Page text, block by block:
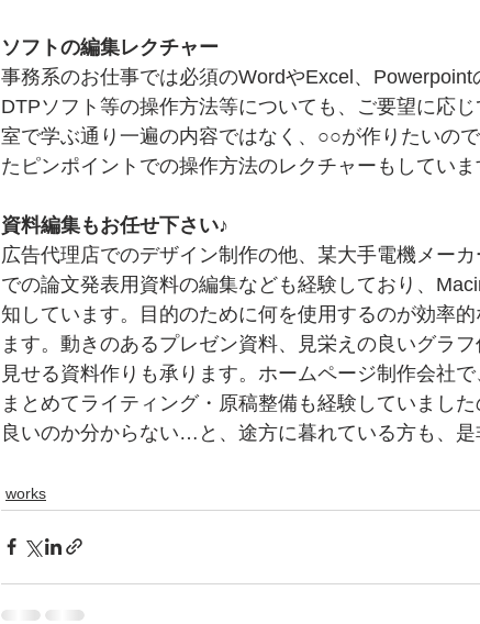
ソフトの編集レクチャー
事務系のお仕事では必須のWordやExcel、
DTPソフト等の操作方法等についても、ご要望に応
室で学ぶ通り一遍の内容ではなく、○○が作りたいの
たピンポイントでの操作方法のレクチャーもしていま
資料編集もお任せ下さい♪
広告代理店でのデザイン制作の他、某大手電機メー
での論文発表用資料の編集なども経験しており、
知しています。目的のために何を使用するのが効率
ます。動きのあるプレゼン資料、見栄えの良いグラ
見せる資料作りも承ります。ホームページ制作会社
まとめてライティング・原稿整備も経験していまし
良いのか分からない…と、途方に暮れている方も、
works